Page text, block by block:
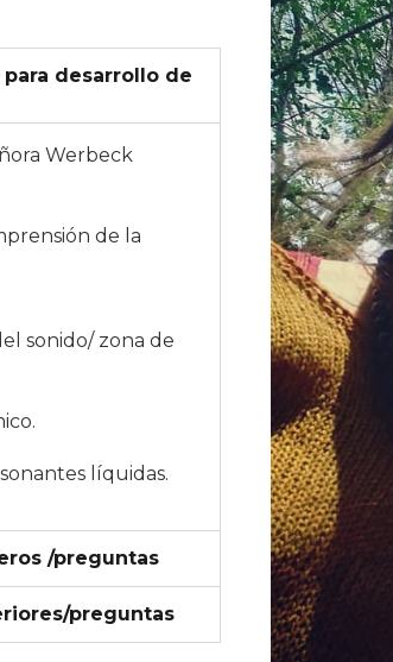
desarrollo de
Werbeck
de la
sonido/ zona de
líquidas.
/preguntas
preguntas